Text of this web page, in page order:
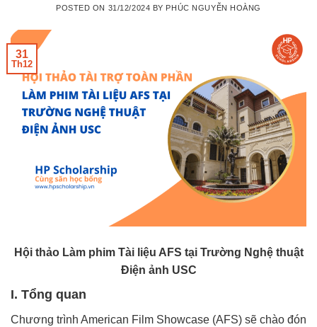
POSTED ON 31/12/2024 BY PHÚC NGUYỄN HOÀNG
31
Th12
Hội thảo Làm phim Tài liệu AFS tại Trường Nghệ thuật
Điện ảnh USC
I. Tổng quan
Chương trình American Film Showcase (AFS) sẽ chào đón